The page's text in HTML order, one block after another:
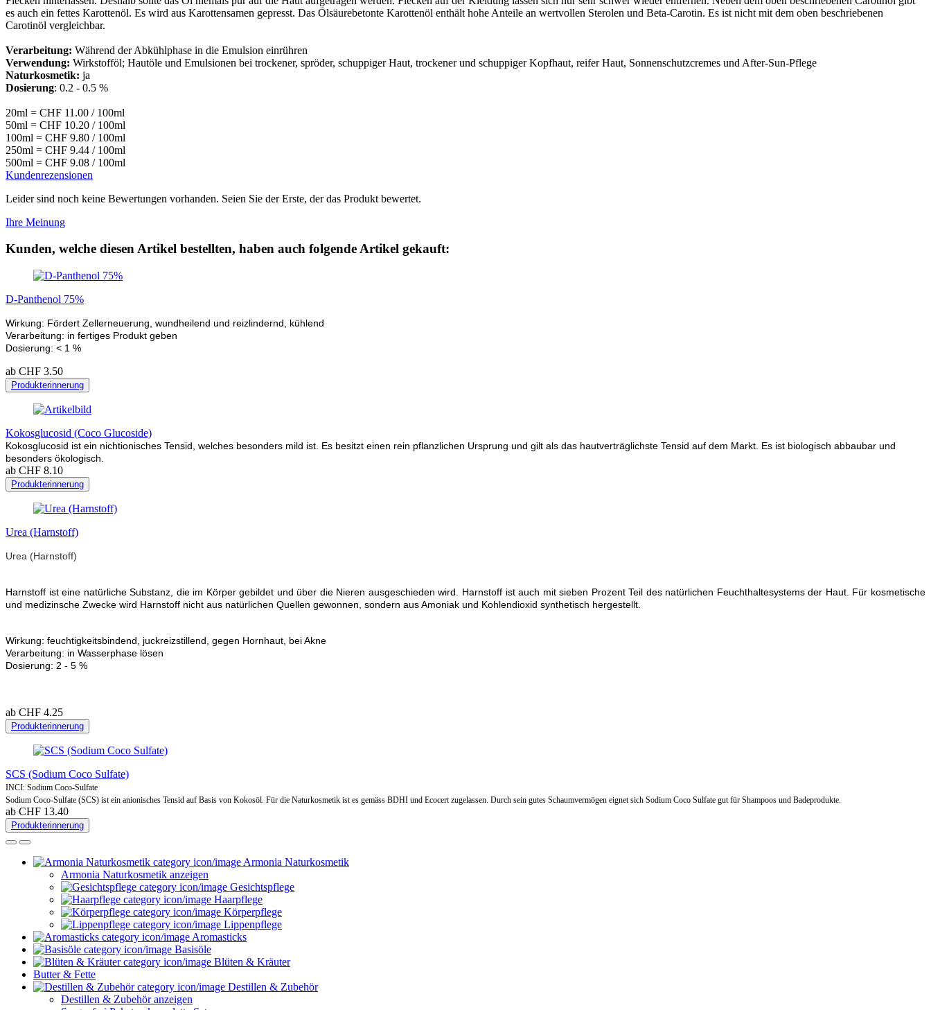
es auch ein fettes Karottenöl. Es wird aus Karottensamen gepresst. Das Ölsäurebetonte Karottenöl enthält hohe Anteile an wertvollen Sterolen und Beta-Carotin. Es ist nicht mit dem oben beschriebenen
Carotinöl vergleichbar.
Verarbeitung: Während der Abkühlphase in die Emulsion einrühren
Verwendung: Wirkstofföl; Hautöle und Emulsionen bei trockener, spröder, schuppiger Haut, trockener und schuppiger Kopfhaut, reifer Haut, Sonnenschutzcremes und After-Sun-Pflege
Naturkosmetik: ja
Dosierung: 0.2 - 0.5 %
20ml = CHF 11.00 / 100ml
50ml = CHF 10.20 / 100ml
100ml = CHF 9.80 / 100ml
250ml = CHF 9.44 / 100ml
500ml = CHF 9.08 / 100ml
Kundenrezensionen
Leider sind noch keine Bewertungen vorhanden. Seien Sie der Erste, der das Produkt bewertet.
Ihre Meinung
Kunden, welche diesen Artikel bestellten, haben auch folgende Artikel gekauft:
D-Panthenol 75%
Wirkung: Fördert Zellerneuerung, wundheilend und reizlindernd, kühlend
Verarbeitung: in fertiges Produkt geben
Dosierung: < 1 %
ab CHF 3.50
Produkterinnerung
Kokosglucosid (Coco Glucoside)
Kokosglucosid ist ein nichtionisches Tensid, welches besonders mild ist. Es besitzt einen rein pflanzlichen Ursprung und gilt als das hautverträglichste Tensid auf dem Markt. Es ist biologisch abbaubar und
besonders ökologisch.
ab CHF 8.10
Produkterinnerung
Urea (Harnstoff)
Urea (Harnstoff)
Harnstoff ist eine natürliche Substanz, die im Körper gebildet und über die Nieren ausgeschieden wird. Harnstoff ist auch mit sieben Prozent Teil des natürlichen Feuchthaltesystems der Haut. Für kosmetische
und medizinsche Zwecke wird Harnstoff nicht aus natürlichen Quellen gewonnen, sondern aus Amoniak und Kohlendioxid synthetisch hergestellt.
Wirkung: feuchtigkeitsbindend, juckreizstillend, gegen Hornhaut, bei Akne
Verarbeitung: in Wasserphase lösen
Dosierung: 2 - 5 %
ab CHF 4.25
Produkterinnerung
SCS (Sodium Coco Sulfate)
INCI: Sodium Coco-Sulfate
Sodium Coco-Sulfate (SCS) ist ein anionisches Tensid auf Basis von Kokosöl. Für die Naturkosmetik ist es gemäss BDHI und Ecocert zugelassen. Durch sein gutes Schaumvermögen eignet sich Sodium Coco Sulfate gut für Shampoos und Badeprodukte.
ab CHF 13.40
Produkterinnerung
Armonia Naturkosmetik
Armonia Naturkosmetik anzeigen
Gesichtspflege
Haarpflege
Körperpflege
Lippenpflege
Aromasticks
Basisöle
Blüten & Kräuter
Butter & Fette
Destillen & Zubehör
Destillen & Zubehör anzeigen